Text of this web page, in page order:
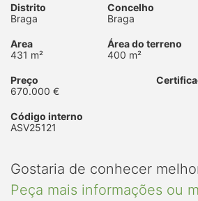
Distrito
Braga
Concelho
Braga
Area
431 m²
Área do terreno
400 m²
Preço
670.000 €
Código interno
ASV25121
Gostaria de conhecer
Peça mais informações ou